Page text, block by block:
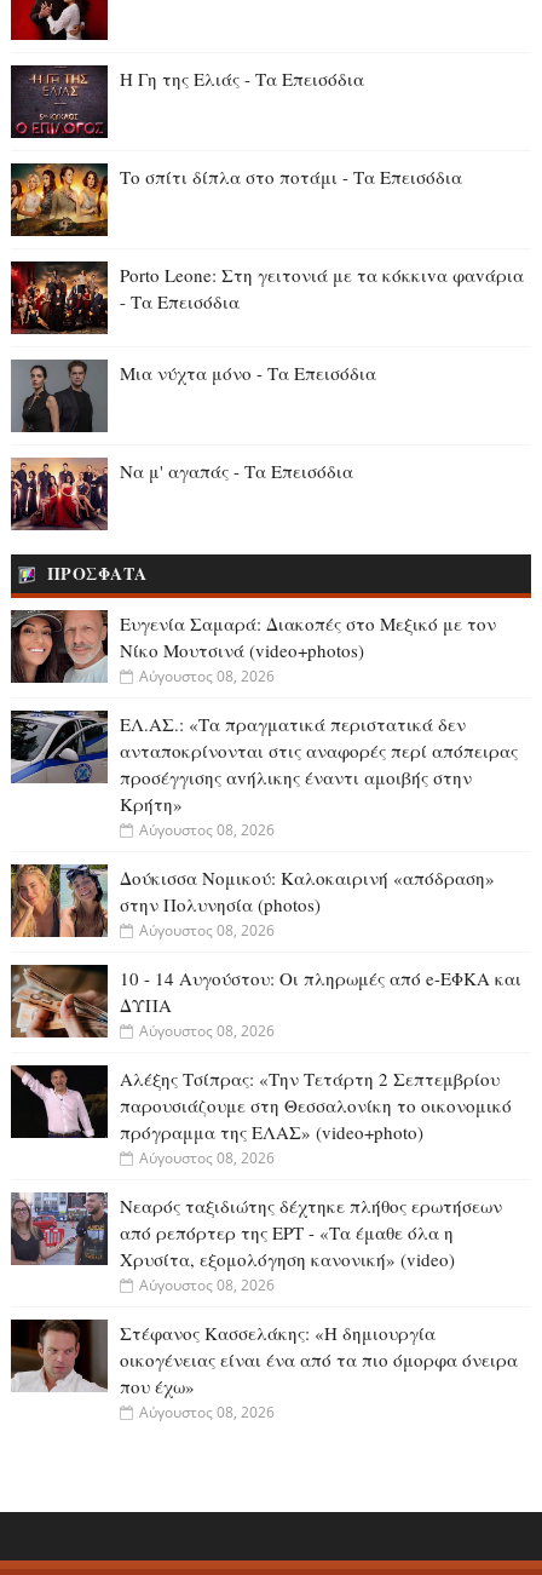
Η Γη της Ελιάς - Τα Επεισόδια
Το σπίτι δίπλα στο ποτάμι - Τα Επεισόδια
Porto Leone: Στη γειτονιά με τα κόκκιvα φαvάρια
- Τα Επεισόδια
Μια νύχτα μόνο - Τα Επεισόδια
Να μ' αγαπάς - Τα Επεισόδια
ΠΡΟΣΦΑΤΑ
Ευγενία Σαμαρά: Διακοπές στο Μεξικό με τον
Νίκο Μουτσινά (video+photos)
Αύγουστος 08, 2026
ΕΛ.ΑΣ.: «Τα πραγματικά περιστατικά δεν
ανταποκρίνονται στις αναφορές περί απόπειρας
προσέγγισης αvήλικης έναντι αμοιβής στην
Κρήτη»
Αύγουστος 08, 2026
Δούκισσα Νομικού: Καλοκαιρινή «απόδραση»
στην Πολυνησία (photos)
Αύγουστος 08, 2026
10 - 14 Αυγούστου: Οι πληρωμές από e-ΕΦΚΑ και
ΔΥΠΑ
Αύγουστος 08, 2026
Αλέξης Τσίπρας: «Την Τετάρτη 2 Σεπτεμβρίου
παρουσιάζουμε στη Θεσσαλονίκη το οικονομικό
πρόγραμμα της ΕΛΑΣ» (video+photo)
Αύγουστος 08, 2026
Νεαρός ταξιδιώτης δέχτηκε πλήθος ερωτήσεων
από ρεπόρτερ της ΕΡΤ - «Τα έμαθε όλα η
Χρυσίτα, εξομολόγηση κανονική» (video)
Αύγουστος 08, 2026
Στέφανος Κασσελάκης: «Η δημιουργία
οικογένειας είναι ένα από τα πιο όμορφα όνειρα
που έχω»
Αύγουστος 08, 2026